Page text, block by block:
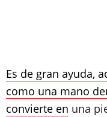
Es de gran ayuda,
como una mano
convierte en una